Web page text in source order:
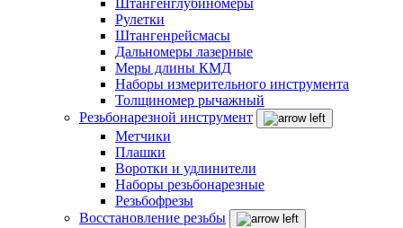
Штангенглубиномеры
Рулетки
Штангенрейсмасы
Дальномеры лазерные
Меры длины КМД
Наборы измерительного инструмента
Толщиномер рычажный
Резьбонарезной инструмент
Метчики
Плашки
Воротки и удлинители
Наборы резьбонарезные
Резьбофрезы
Восстановление резьбы